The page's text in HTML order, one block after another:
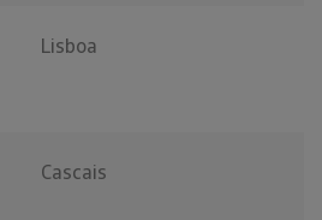
Lisboa
Cascais